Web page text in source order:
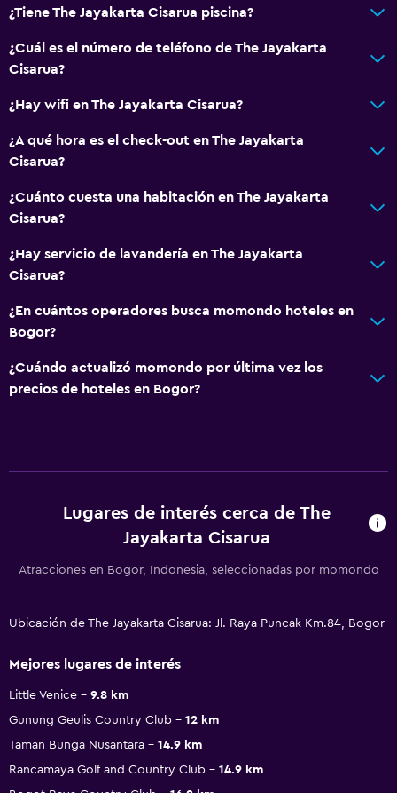
¿Tiene The Jayakarta Cisarua piscina?
¿Cuál es el número de teléfono de The Jayakarta
Cisarua?
¿Hay wifi en The Jayakarta Cisarua?
¿A qué hora es el check-out en The Jayakarta
Cisarua?
¿Cuánto cuesta una habitación en The Jayakarta
Cisarua?
¿Hay servicio de lavandería en The Jayakarta
Cisarua?
¿En cuántos operadores busca momondo hoteles en
Bogor?
¿Cuándo actualizó momondo por última vez los
precios de hoteles en Bogor?
Lugares de interés cerca de The
Jayakarta Cisarua
Atracciones en Bogor, Indonesia, seleccionadas por momondo
Ubicación de The Jayakarta Cisarua: Jl. Raya Puncak Km.84, Bogor
Mejores lugares de interés
Little Venice
9.8 km
Gunung Geulis Country Club
12 km
Taman Bunga Nusantara
14.9 km
Rancamaya Golf and Country Club
14.9 km